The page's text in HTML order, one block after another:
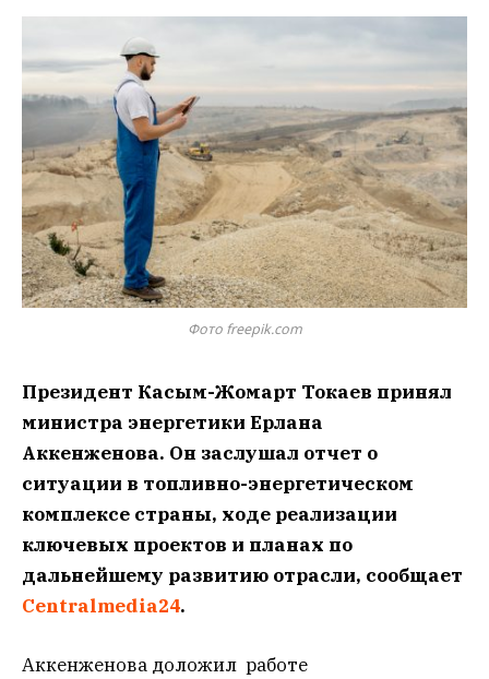
Фото freepik.com
Президент Касым-Жомарт Токаев принял
министра энергетики Ерлана
Аккенженова. Он заслушал отчет о
ситуации в топливно-энергетическом
комплексе страны, ходе реализации
ключевых проектов и планах по
дальнейшему развитию отрасли, сообщает
Centralmedia24.
Аккенженова доложил работе